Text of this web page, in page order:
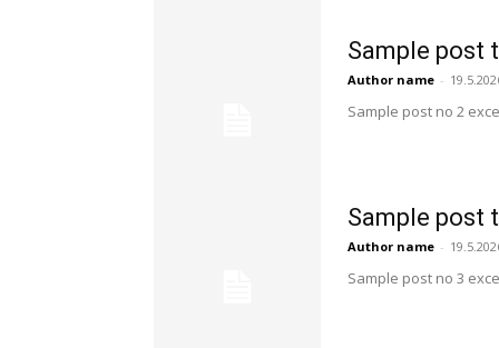
Sample post
Author name -
Sample post no 2
Sample post
Author name -
Sample post no 3